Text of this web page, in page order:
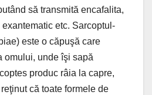
să transmită encafalita,
etc. Sarcoptul-
este o căpuşă care
omului, unde îşi sapă
produc râia la capre,
că toate formele de